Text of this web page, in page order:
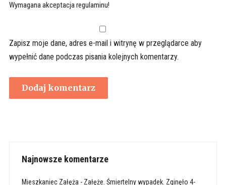
Wymagana akceptacja regulaminu!
Zapisz moje dane, adres e-mail i witrynę w przeglądarce aby
wypełnić dane podczas pisania kolejnych komentarzy.
Najnowsze komentarze
Mieszkaniec Załęża - Załęże. Śmiertelny wypadek. Zginęło 4-